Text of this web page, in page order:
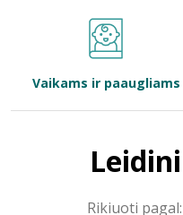
Bibliotekoms
Vaikams ir paaugliams
Rikiuoti pagal: